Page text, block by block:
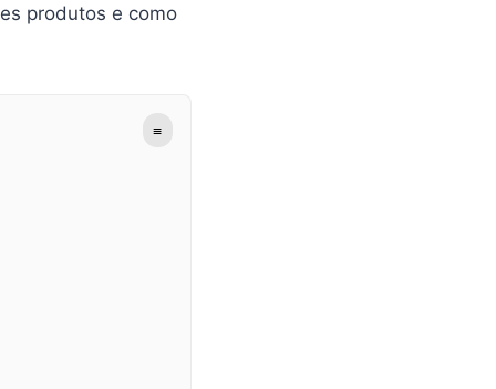
produtos e como
≡